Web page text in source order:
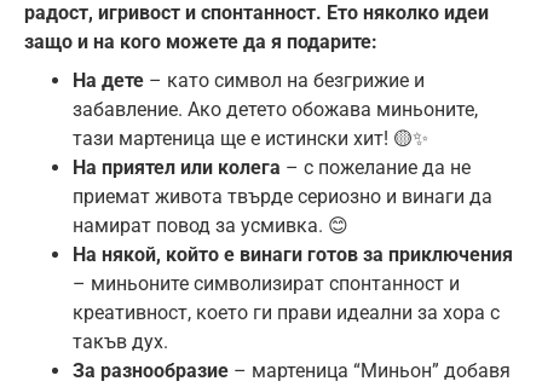
радост, игривост и спонтанност. Ето няколко идеи
защо и на кого можете да я подарите:
На дете – като символ на безгрижие и
забавление. Ако детето обожава миньоните,
тази мартеница ще е истински хит! 🟡✨
На приятел или колега – с пожелание да не
приемат живота твърде сериозно и винаги да
намират повод за усмивка. 😊
На някой, който е винаги готов за приключения
– миньоните символизират спонтанност и
креативност, което ги прави идеални за хора с
такъв дух.
За разнообразие – мартеница “Миньон” добавя